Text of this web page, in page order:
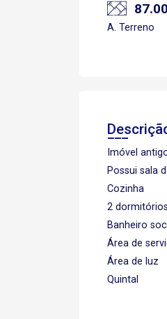
A. Terreno
Imóvel
Possui sala
Cozinha
2 dormitórios
Banheiro
Área de
Área de luz
Quintal